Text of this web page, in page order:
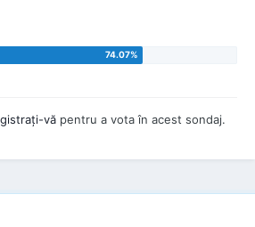
văpentru a vota în acest sondaj.